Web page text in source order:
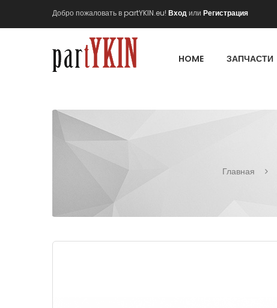
Добро пожаловать в partYKIN.eu! Входили Регистрация
HOME ЗАПЧАСТИ
Главная